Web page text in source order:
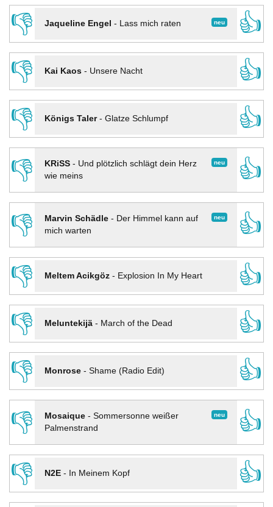
👎
neu
Jaqueline Engel - Lass mich raten
👍
👎
Kai Kaos- Unsere Nacht
👍
👎
Königs Taler- Glatze Schlumpf
👍
👎
neu
KRiSS- Und plötzlich schlägt dein Herz
wie meins
👍
👎 neu
Marvin Schädle- Der Himmel kann auf
mich warten
👍
👎
Meltem Acikgöz- Explosion In My Heart
👍
👎
Meluntekijä- March of the Dead
👍
👎
Monrose- Shame (Radio Edit)
👍
👎
neu
Mosaique- Sommersonne weißer
Palmenstrand
👍
👎
N2E- In Meinem Kopf
👍